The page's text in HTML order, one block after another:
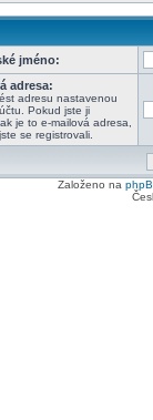
jméno:
adresa:
adresu nastavenou
Pokud jste ji
je to e-mailová adresa,
se registrovali.
Založeno na